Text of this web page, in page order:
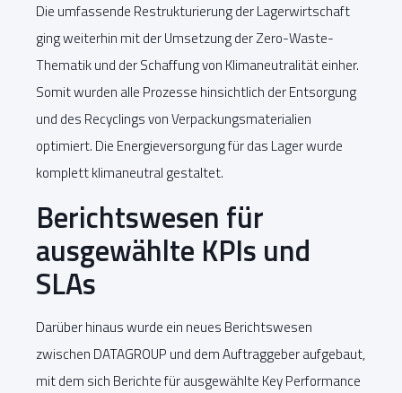
Die umfassende Restrukturierung der Lagerwirtschaft
ging weiterhin mit der Umsetzung der Zero-Waste-
Thematik und der Schaffung von Klimaneutralität einher.
Somit wurden alle Prozesse hinsichtlich der Entsorgung
und des Recyclings von Verpackungsmaterialien
optimiert. Die Energieversorgung für das Lager wurde
komplett klimaneutral gestaltet.
Berichtswesen für
ausgewählte KPIs und
SLAs
Darüber hinaus wurde ein neues Berichtswesen
zwischen DATAGROUP und dem Auftraggeber aufgebaut,
mit dem sich Berichte für ausgewählte Key Performance